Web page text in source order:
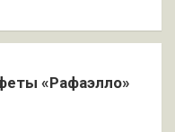
«Рафаэлло»